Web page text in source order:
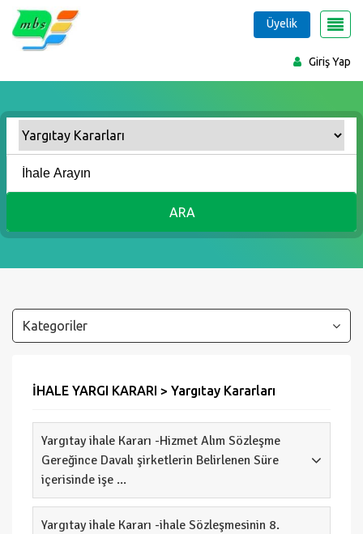
Giriş Yap
Üyelik
ARA
Kategoriler
İHALE YARGI KARARI > Yargıtay Kararları
Yargıtay ihale Kararı -Hizmet Alım Sözleşme
Gereğince Davalı şirketlerin Belirlenen Süre
içerisinde işe ...
Yargıtay ihale Kararı -ihale Sözleşmesinin 8.